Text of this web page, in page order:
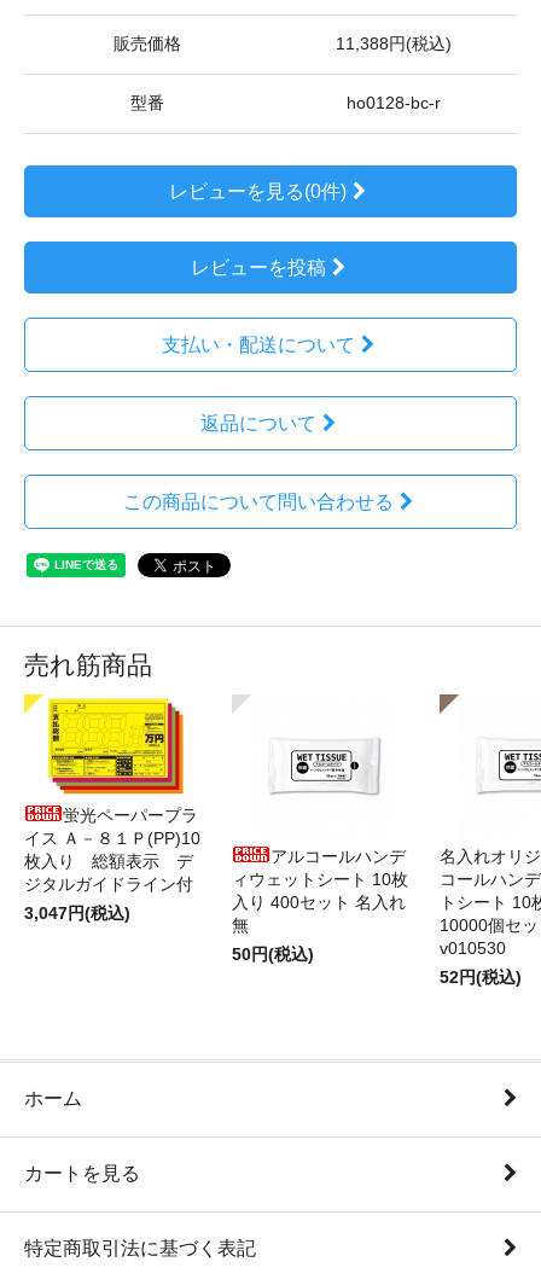
販売価格 11,388円(税込)
型番 ho0128-bc-r
レビューを見る(0件)
レビューを投稿
支払い・配送について
返品について
この商品について問い合わせる
売れ筋商品
蛍光ペーパープラ
イス Ａ－８１Ｐ(PP)10
枚入り 総額表示 デ
ジタルガイドライン付
3,047円(税込)
アルコールハンデ
ィウェットシート 10枚
入り 400セット 名入れ
無
50円(税込)
名入れオリ
コールハン
トシート 10
10000個セ
v010530
52円(税込)
ホーム
カートを見る
特定商取引法に基づく表記